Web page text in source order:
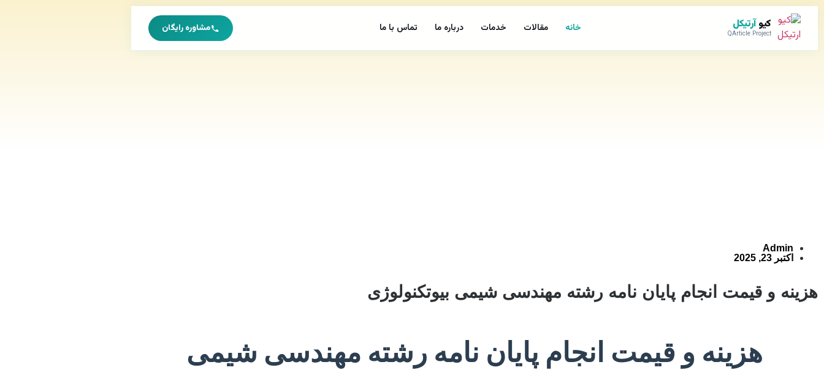
کیوآرتیکل
QArticle Project خانه مقالات خدمات درباره ما تماس با ما مشاوره رایگان
Admin
اکتبر 23, 2025
هزینه و قیمت انجام پایان نامه رشته مهندسی شیمی بیوتکنولوژی
هزینه و قیمت انجام پایان نامه رشته مهندسی شیمی